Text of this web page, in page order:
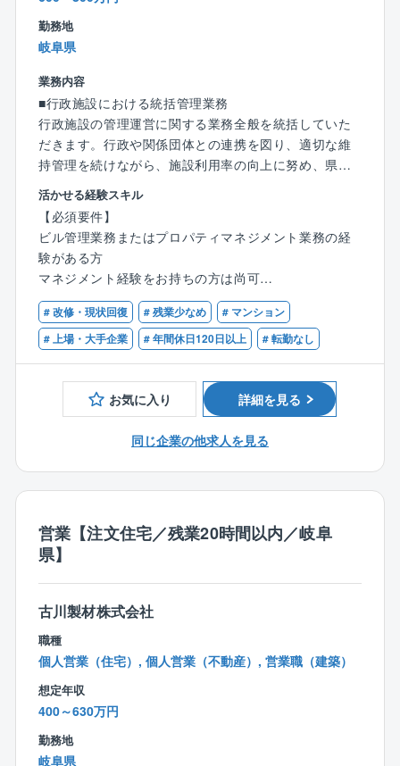
▼契約
▼設計・施工フォロー
【同社の魅力】
◎空間すべてに関わることができる
設計～施工まで通貫して担当するため、トータルでコ
ーディネートすることができます
定着率90％以上、勤続年数17年以上の方もいるなど長
く働きやすい環境です
勤務地
岐阜県
業務内容
■行政施設における統括管理業務
行政施設の管理運営に関する業務全般を統括していた
だきます。行政や関係団体との連携を図り、適切な維
持管理を続けながら、施設利用率の向上に努め、県民
生活や企業活動に寄与する重要な役割を担っていただ
きます。
【具体的な業務内容】
〇行政担当との窓口業務、契約調整業務、予算執行業
務
〇修繕工事等の打合せ会議での意見や提言の発信
〇月次・年次報告書や消防関係届出書など各種報告書
の作成および会議での説明
〇年度事業計画書の作成（5年ごとに公募提案書の作成
も含む）
〇自社および協力企業スタッフの取り纏め
〇緊急事態発生時の初期対応や行政担当への報告
【平均残業】20時間程度
シフト制で、基本金・土休みですが、日曜日休みの際
は、土曜日出勤など週休2日になるようにご調整いただ
22時00分 (7.5時間)
活かせる経験スキル
【必須要件】
ビル管理業務またはプロパティマネジメント業務の経
験がある方
マネジメント経験をお持ちの方は尚可
※同社は日本を代表する総合商社「伊藤忠商事」を中核
とした伊藤忠グループの一員として、伊藤忠商事や他
のグループ企業と連携した大規模プロジェクトや新し
い不動産プランへの取り組みを含め、グループ力を活
かしたビジネスを展開しています。グループ力を活か
すことでよりお客様のニーズに合った提案をさせて頂
ける環境がございます。
ビル経営管理士
建築物環境衛生管理技術者
施工管理技士（建築・電気・管）
# 改修・現状回復 # 残業少なめ
# マンション
# 上場・大手企業
# 年間休日120日以上 # 転勤なし
お気に入り 詳細を見る
同じ企業の他求人を見る
営業【注文住宅／残業20時間以内／岐阜
県】
古川製材株式会社
職種
個人営業（住宅）, 個人営業（不動産）, 営業職（建築）
想定年収
400～630万円
勤務地
岐阜県